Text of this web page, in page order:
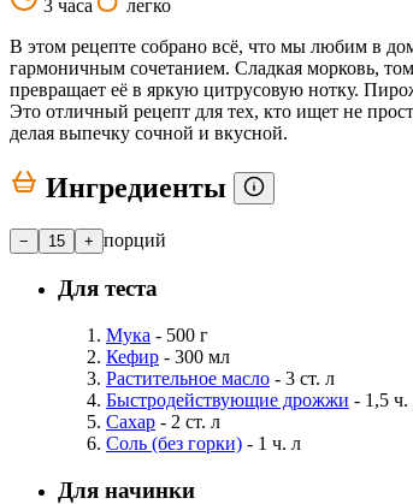
3 часа
легко
В этом рецепте собрано всё, что мы любим в
гармоничным сочетанием. Сладкая морковь,
превращает её в яркую цитрусовую нотку.
Это отличный рецепт для тех, кто ищет не
делая выпечку сочной и вкусной.
Ингредиенты
− 15 + порций
Для теста
Мука - 500 г
Кефир - 300 мл
Растительное масло - 3 ст. л
Быстродействующие дрожжи - 1,5 ч.
Сахар - 2 ст. л
Соль (без горки) - 1 ч. л
Для начинки